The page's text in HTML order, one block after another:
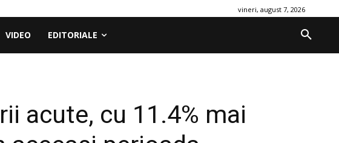
vineri, august 7, 2026
VIDEO EDITORIALE
acute, cu 11.4% mai